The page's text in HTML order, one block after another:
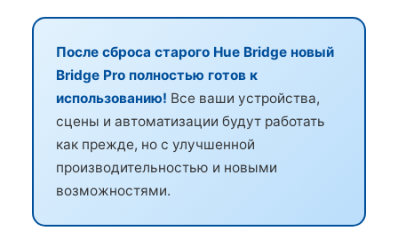
После сброса старого Hue Bridge новый
Bridge Pro полностью готов к
использованию! Все ваши устройства,
сцены и автоматизации будут работать
как прежде, но с улучшенной
производительностью и новыми
возможностями.